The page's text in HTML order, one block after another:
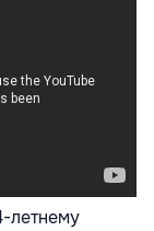
летнему